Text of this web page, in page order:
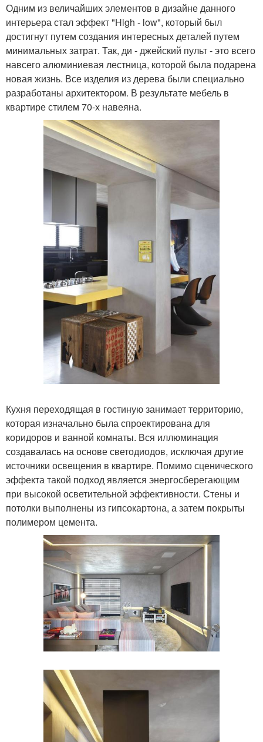
Одним из величайших элементов в дизайне данного
интерьера стал эффект "High - low", который был
достигнут путем создания интересных деталей путем
минимальных затрат. Так, ди - джейский пульт - это всего
навсего алюминиевая лестница, которой была подарена
новая жизнь. Все изделия из дерева были специально
разработаны архитектором. В результате мебель в
квартире стилем 70-х навеяна.
Кухня переходящая в гостиную занимает территорию,
которая изначально была спроектирована для
коридоров и ванной комнаты. Вся иллюминация
создавалась на основе светодиодов, исключая другие
источники освещения в квартире. Помимо сценического
эффекта такой подход является энергосберегающим
при высокой осветительной эффективности. Стены и
потолки выполнены из гипсокартона, а затем покрыты
полимером цемента.